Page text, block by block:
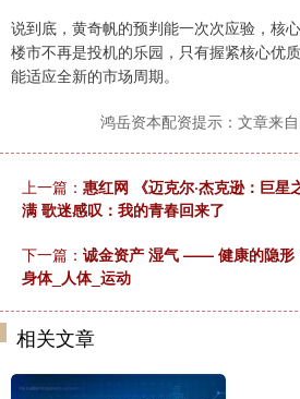
说到底，黄奇帆的预判能一次次应验，核
楼市不再是投机的乐园，只有握紧核心优
能适应全新的市场周期。
鸿岳资本配资提示：文章来
上一篇： 惠红网 《迈克尔·杰克逊：巨
满 歌迷感叹：我的青春回来了
下一篇： 诚金资产 湿气 —— 健康的隐形
身体_人体_运动
相关文章